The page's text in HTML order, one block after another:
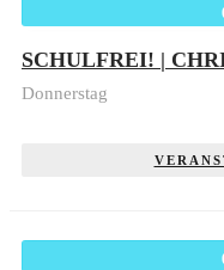
SCHULFREI! |
Donnerstag